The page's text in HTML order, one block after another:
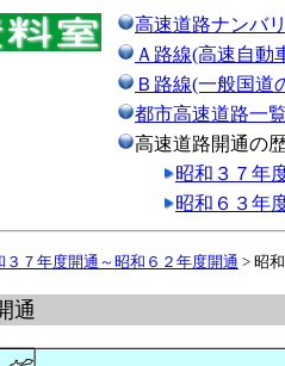
高速道路ナンバ
Ａ路線(高速自動
Ｂ路線(一般国道
都市高速道路一
高速道路開通の
昭和３７年
昭和６３年
３７年度開通～昭和６２年度開通 > 昭
通